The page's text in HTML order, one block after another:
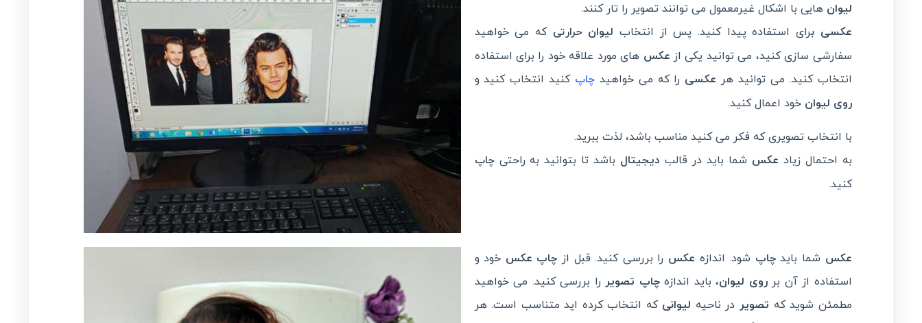
لیوان هایی با اشکال غیرمعمول می توانند تصویر را تار کنند.
عکسی برای استفاده پیدا کنید. پس از انتخاب لیوان حرارتی که می خواهید
سفارشی سازی کنید، می توانید یکی از عکس های مورد علاقه خود را برای استفاده
انتخاب کنید. می توانید هر عکسی را که می خواهید چاپ کنید انتخاب کنید و
روی لیوان خود اعمال کنید.
با انتخاب تصویری که فکر می کنید مناسب باشد، لذت ببرید.
به احتمال زیاد عکس شما باید در قالبدیجیتال باشد تا بتوانید به راحتی چاپ
کنید.
عکس شما بایدچاپ شود. اندازه عکس را بررسی کنید. قبل از چاپ عکس خود و
استفاده از آن برروی لیوان، باید اندازهچاپ تصویر را بررسی کنید. می خواهید
مطمئن شوید که تصویر در ناحیه لیوانی که انتخاب کرده اید متناسب است. هر